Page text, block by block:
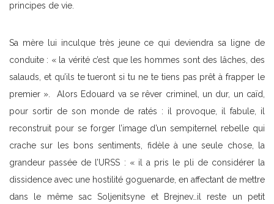
principes de vie.
Sa mère lui inculque très jeune ce qui deviendra sa ligne de
conduite : « la vérité c’est que les hommes sont des lâches, des
salauds, et qu’ils te tueront si tu ne te tiens pas prêt à frapper le
premier ». Alors Edouard va se rêver criminel, un dur, un caïd,
pour sortir de son monde de ratés : il provoque, il fabule, il
reconstruit pour se forger l’image d’un sempiternel rebelle qui
crache sur les bons sentiments, fidèle à une seule chose, la
grandeur passée de l’URSS : « il a pris le pli de considérer la
dissidence avec une hostilité goguenarde, en affectant de mettre
dans le même sac Soljenitsyne et Brejnev…il reste un petit